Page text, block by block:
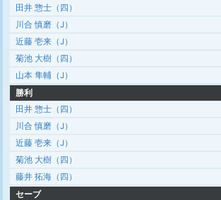
田井 惣士（四）
川合 慎磨（J）
近藤 壱来（J）
菊池 大樹（四）
山本 隼輔（J）
勝利
田井 惣士（四）
川合 慎磨（J）
近藤 壱来（J）
菊池 大樹（四）
藤井 拓海（四）
セーブ